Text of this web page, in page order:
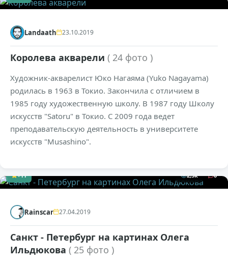
Landaath 23.10.2019
Королева акварели ( 24 фото )
Художник-акварелист Юко Нагаяма (Yuko Nagayama)
родилась в 1963 в Токио. Закончила с отличием в
1985 году художественную школу. В 1987 году Школу
искусств "Satoru" в Токио. С 2009 года ведет
преподавательскую деятельность в университете
искусств "Musashino".
+11 2,5к 0
Rainscar 27.04.2019
Санкт - Петербург на картинах Олега
Ильдюкова ( 25 фото )